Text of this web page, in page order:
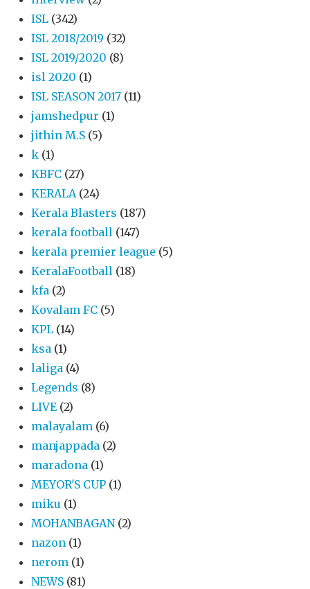
ISL (342)
ISL 2018/2019 (32)
ISL 2019/2020 (8)
isl 2020 (1)
ISL SEASON 2017 (11)
jamshedpur (1)
jithin M.S (5)
k (1)
KBFC (27)
KERALA (24)
Kerala Blasters (187)
kerala football (147)
kerala premier league (5)
KeralaFootball (18)
kfa (2)
Kovalam FC (5)
KPL (14)
ksa (1)
laliga (4)
Legends (8)
LIVE (2)
malayalam (6)
manjappada (2)
maradona (1)
MEYOR'S CUP (1)
miku (1)
MOHANBAGAN (2)
nazon (1)
nerom (1)
NEWS (81)